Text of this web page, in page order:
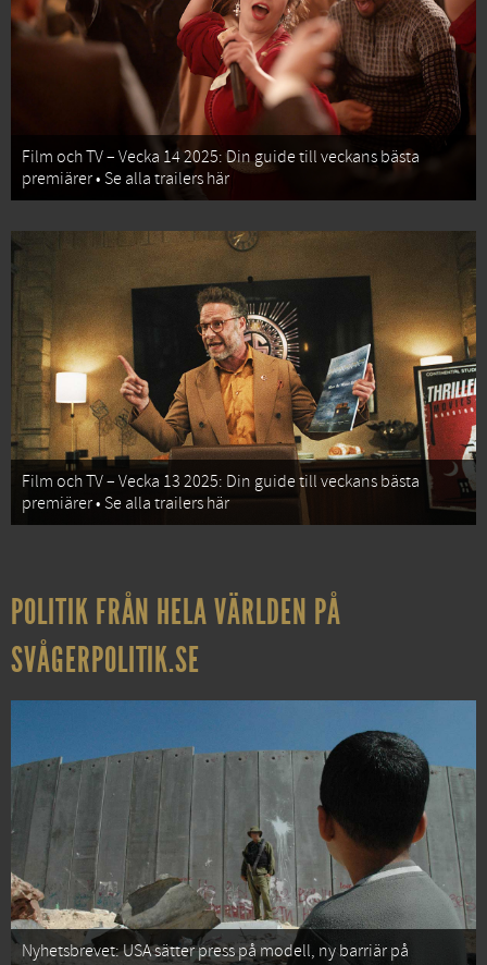
Film och TV – Vecka 14 2025: Din guide till veckans bästa
premiärer • Se alla trailers här
Film och TV – Vecka 13 2025: Din guide till veckans bästa
premiärer • Se alla trailers här
POLITIK FRÅN HELA VÄRLDEN PÅ
SVÅGERPOLITIK.SE
Nyhetsbrevet: USA sätter press på modell, ny barriär på